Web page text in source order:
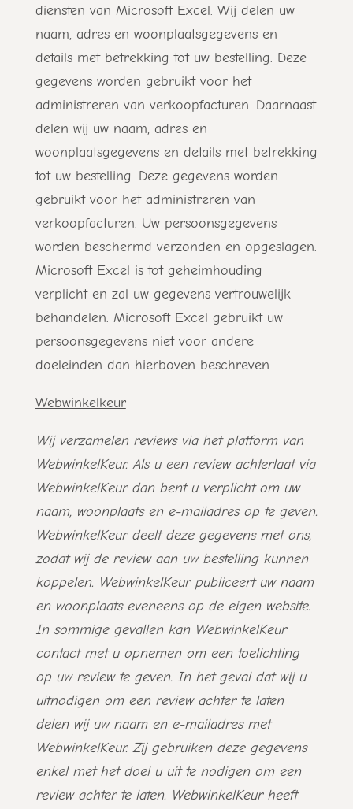
diensten van Microsoft Excel. Wij delen uw
naam, adres en woonplaatsgegevens en
details met betrekking tot uw bestelling. Deze
gegevens worden gebruikt voor het
administreren van verkoopfacturen. Daarnaast
delen wij uw naam, adres en
woonplaatsgegevens en details met betrekking
tot uw bestelling. Deze gegevens worden
gebruikt voor het administreren van
verkoopfacturen. Uw persoonsgegevens
worden beschermd verzonden en opgeslagen.
Microsoft Excel is tot geheimhouding
verplicht en zal uw gegevens vertrouwelijk
behandelen. Microsoft Excel gebruikt uw
persoonsgegevens niet voor andere
doeleinden dan hierboven beschreven.
Webwinkelkeur
Wij verzamelen reviews via het platform van
WebwinkelKeur. Als u een review achterlaat via
WebwinkelKeur dan bent u verplicht om uw
naam, woonplaats en e-mailadres op te geven.
WebwinkelKeur deelt deze gegevens met ons,
zodat wij de review aan uw bestelling kunnen
koppelen. WebwinkelKeur publiceert uw naam
en woonplaats eveneens op de eigen website.
In sommige gevallen kan WebwinkelKeur
contact met u opnemen om een toelichting
op uw review te geven. In het geval dat wij u
uitnodigen om een review achter te laten
delen wij uw naam en e-mailadres met
WebwinkelKeur. Zij gebruiken deze gegevens
enkel met het doel u uit te nodigen om een
review achter te laten. WebwinkelKeur heeft